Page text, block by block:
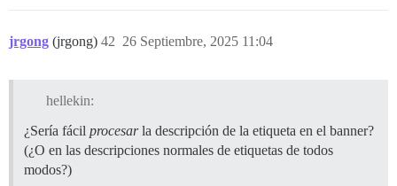
jrgong (jrgong) 26 Septiembre, 2025 11:04
42
hellekin:
¿Sería fácil procesarla descripción de la etiqueta en el banner?
(¿O en las descripciones normales de etiquetas de todos
modos?)